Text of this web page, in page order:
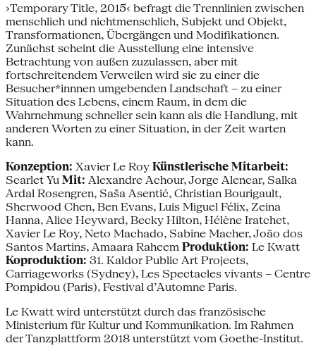
›Temporary Title, 2015‹ befragt die Trennlinien zwischen
menschlich und nichtmenschlich, Subjekt und Objekt,
Transformationen, Übergängen und Modifikationen.
Zunächst scheint die Ausstellung eine intensive
Betrachtung von außen zuzulassen, aber mit
fortschreitendem Verweilen wird sie zu einer die
Besucher*innnen umgebenden Landschaft – zu einer
Situation des Lebens, einem Raum, in dem die
Wahrnehmung schneller sein kann als die Handlung, mit
anderen Worten zu einer Situation, in der Zeit warten
kann.
Konzeption: Xavier Le Roy Künstlerische Mitarbeit:
Scarlet Yu Mit: Alexandre Achour, Jorge Alencar, Salka
Ardal Rosengren, Saša Asentić, Christian Bourigault,
Sherwood Chen, Ben Evans, Luís Miguel Félix, Zeina
Hanna, Alice Heyward, Becky Hilton, Hélène Iratchet,
Xavier Le Roy, Neto Machado, Sabine Macher, João dos
Santos Martins, Amaara Raheem Produktion: Le Kwatt
Koproduktion: 31. Kaldor Public Art Projects,
Carriageworks (Sydney), Les Spectacles vivants – Centre
Pompidou (Paris), Festival d’Automne Paris.
Le Kwatt wird unterstützt durch das französische
Ministerium für Kultur und Kommunikation. Im Rahmen
der Tanzplattform 2018 unterstützt vom Goethe-Institut.